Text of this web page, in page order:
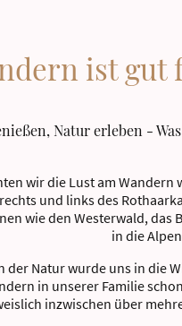
ist gut
Natur erleben -
wir die Lust am
und links des
wie den Westerwald, das
in die
der Natur wurde uns in die
in unserer Familie
inzwischen über